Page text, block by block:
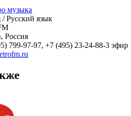
музыка
/ Русский язык
Россия
799-97-97, +7 (495) 23-24-88-3 эфир